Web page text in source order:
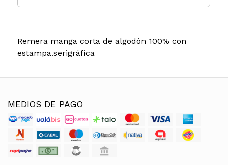
Remera manga corta de algodón 100% con
estampa.serigráfica
MEDIOS DE PAGO